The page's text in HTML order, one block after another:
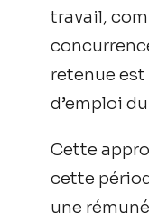
travail,
retenue
d’emploi
Cette
cette
une